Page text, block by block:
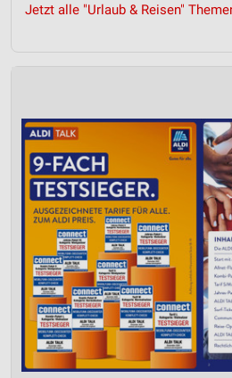
Jetzt alle "Urlaub & Reisen"